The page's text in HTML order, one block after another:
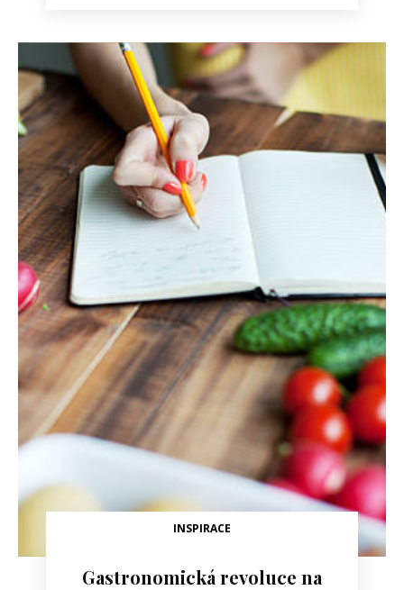
INSPIRACE
Gastronomická revoluce na